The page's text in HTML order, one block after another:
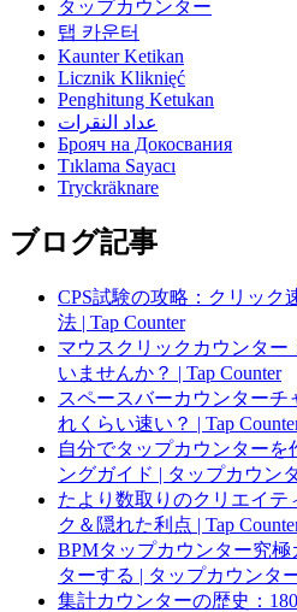
タップカウンター
탭 카운터
Kaunter Ketikan
Licznik Kliknięć
Penghitung Ketukan
عداد النقرات
Брояч на Докосвания
Tıklama Sayacı
Tryckräknare
ブログ記事
CPS試験の攻略：クリック
法 | Tap Counter
マウスクリックカウンター
いませんか？ | Tap Counter
スペースバーカウンター
れくらい速い？ | Tap
自分でタップカウンターを
ングガイド | タップカウン
たより数取りのクリエイテ
ク＆隠れた利点 | Tap
BPMタップカウンター究
ターする | タップカウンタ
集計カウンターの歴史：